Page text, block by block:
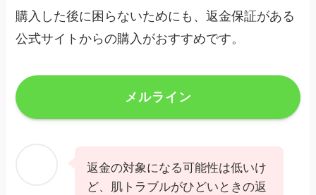
購入した後に困らないためにも、返金保証がある
公式サイトからの購入がおすすめです。
メルライン
返金の対象になる可能性は低いけ
ど、肌トラブルがひどいときの返